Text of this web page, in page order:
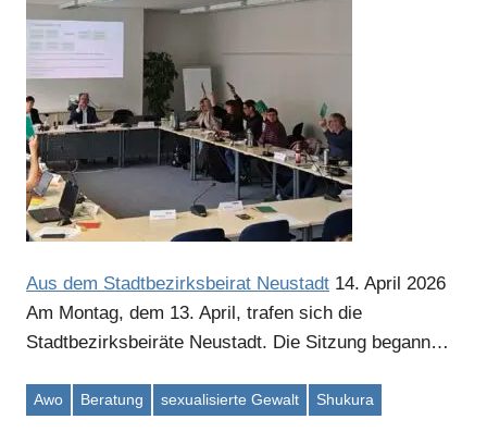
Aus dem Stadtbezirksbeirat Neustadt 14. April 2026
Am Montag, dem 13. April, trafen sich die
Stadtbezirksbeiräte Neustadt. Die Sitzung begann…
Awo Beratung sexualisierte Gewalt Shukura